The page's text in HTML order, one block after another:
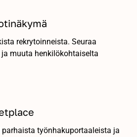
rekrytoinneista. Seuraa
muuta henkilökohtaiselta
työnhakuportaaleista ja